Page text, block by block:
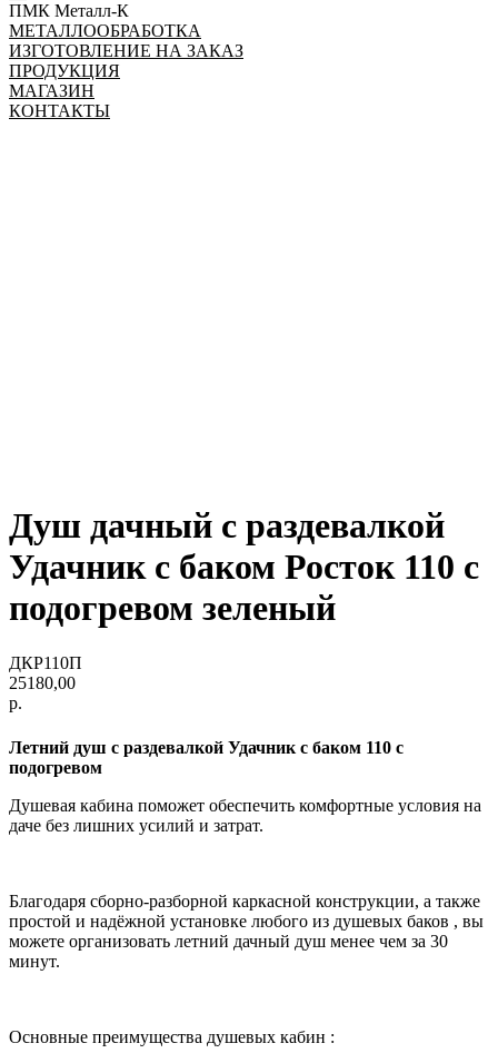
ПМК Металл-К
МЕТАЛЛООБРАБОТКА
ИЗГОТОВЛЕНИЕ НА ЗАКАЗ
ПРОДУКЦИЯ
МАГАЗИН
КОНТАКТЫ
Душ дачный с раздевалкой
Удачник с баком Росток 110 с
подогревом зеленый
ДКР110П
25180,00
р.
Летний душ с раздевалкой Удачник с баком 110 с
подогревом
Душевая кабина поможет обеспечить комфортные условия на
даче без лишних усилий и затрат.
Благодаря сборно-разборной каркасной конструкции, а также
простой и надёжной установке любого из душевых баков , вы
можете организовать летний дачный душ менее чем за 30
минут.
Основные преимущества душевых кабин :